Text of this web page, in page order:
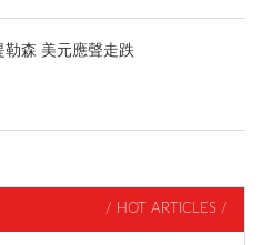
勒森 美元應聲走跌
/ HOT ARTICLES /